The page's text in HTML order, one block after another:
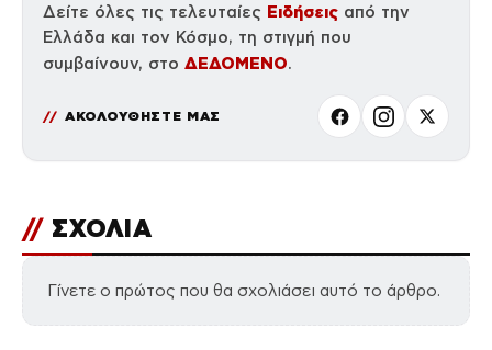
Δείτε όλες τις τελευταίες Ειδήσεις από την
Ελλάδα και τον Κόσμο, τη στιγμή που
συμβαίνουν, στο ΔΕΔΟΜΕΝΟ.
ΑΚΟΛΟΥΘΗΣΤΕ ΜΑΣ
// ΣΧΟΛΙΑ
Γίνετε ο πρώτος που θα σχολιάσει αυτό το άρθρο.